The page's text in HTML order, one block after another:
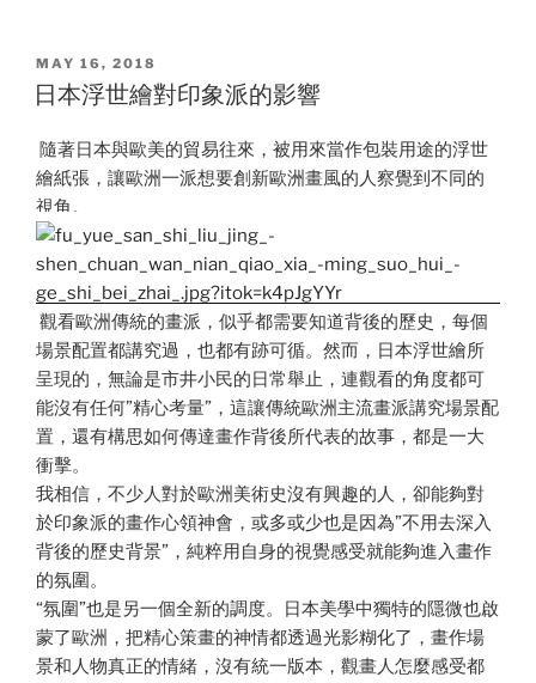
POSTED
ON
MAY 16, 2018
日本浮世繪對印象派的影響
隨著日本與歐美的貿易往來，被用來當作包裝用途的浮世
繪紙張，讓歐洲一派想要創新歐洲畫風的人察覺到不同的
視角。
觀看歐洲傳統的畫派，似乎都需要知道背後的歷史，每個
場景配置都講究過，也都有跡可循。然而，日本浮世繪所
呈現的，無論是市井小民的日常舉止，連觀看的角度都可
能沒有任何”精心考量”，這讓傳統歐洲主流畫派講究場景配
置，還有構思如何傳達畫作背後所代表的故事，都是一大
衝擊。
我相信，不少人對於歐洲美術史沒有興趣的人，卻能夠對
於印象派的畫作心領神會，或多或少也是因為”不用去深入
背後的歷史背景”，純粹用自身的視覺感受就能夠進入畫作
的氛圍。
“氛圍”也是另一個全新的調度。日本美學中獨特的隱微也啟
蒙了歐洲，把精心策畫的神情都透過光影糊化了，畫作場
景和人物真正的情緒，沒有統一版本，觀畫人怎麼感受都